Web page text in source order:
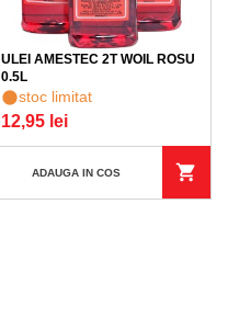
ULEI AMESTEC 2T WOIL ROSU
0.5L
stoc limitat
12,95 lei
ADAUGA IN COS